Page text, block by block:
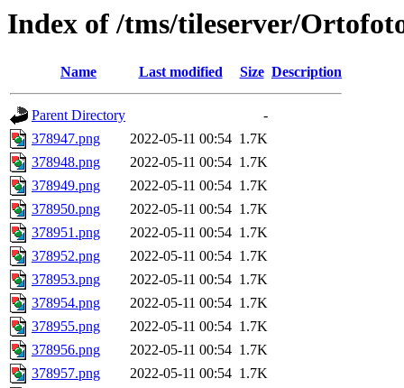
Index of /tms/tileserver/
Name Last modified Size Description
Parent Directory
-
378947.png
2022-05-11 00:54 1.7K
378948.png
2022-05-11 00:54 1.7K
378949.png
2022-05-11 00:54 1.7K
378950.png
2022-05-11 00:54 1.7K
378951.png
2022-05-11 00:54 1.7K
378952.png
2022-05-11 00:54 1.7K
378953.png
2022-05-11 00:54 1.7K
378954.png
2022-05-11 00:54 1.7K
378955.png
2022-05-11 00:54 1.7K
378956.png
2022-05-11 00:54 1.7K
378957.png
2022-05-11 00:54 1.7K